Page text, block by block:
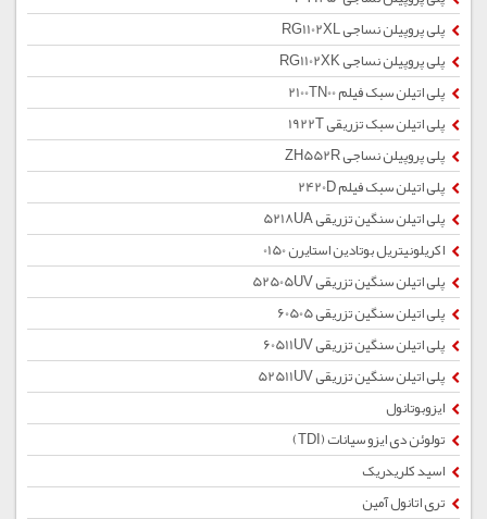
پلی پروپیلن نساجی RG1102XL
پلی پروپیلن نساجی RG1102XK
پلی اتیلن سبک فیلم 2100TN00
پلی اتیلن سبک تزریقی 1922T
پلی پروپیلن نساجی ZH552R
پلی اتیلن سبک فیلم 2420D
پلی اتیلن سنگین تزریقی 5218UA
اکریلونیتریل بوتادین استایرن 0150
پلی اتیلن سنگین تزریقی 52505UV
پلی اتیلن سنگین تزریقی 60505
پلی اتیلن سنگین تزریقی 60511UV
پلی اتیلن سنگین تزریقی 52511UV
ایزوبوتانول
تولوئن دی ایزو سیانات (TDI)
اسید کلریدریک
تری اتانول آمین